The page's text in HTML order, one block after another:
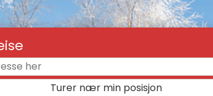
Turer nær min posisjon